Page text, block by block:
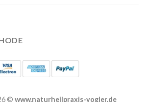
© www.naturheilpraxis-vogler.de